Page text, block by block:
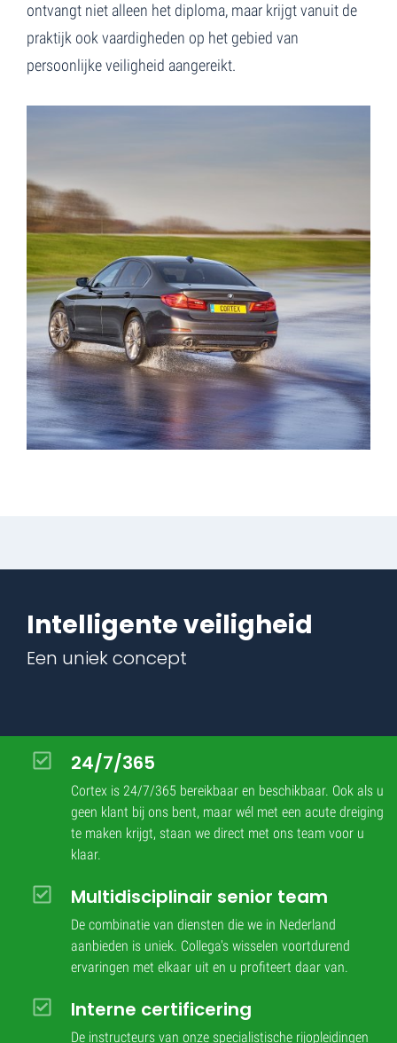
ontvangt niet alleen het diploma, maar krijgt vanuit de
praktijk ook vaardigheden op het gebied van
persoonlijke veiligheid aangereikt.
Intelligente veiligheid
Een uniek concept
24/7/365
Cortex is 24/7/365 bereikbaar en beschikbaar. Ook als u
geen klant bij ons bent, maar wél met een acute dreiging
te maken krijgt, staan we direct met ons team voor u
klaar.
Multidisciplinair senior team
De combinatie van diensten die we in Nederland
aanbieden is uniek. Collega's wisselen voortdurend
ervaringen met elkaar uit en u profiteert daar van.
Interne certificering
De instructeurs van onze specialistische rijopleidingen